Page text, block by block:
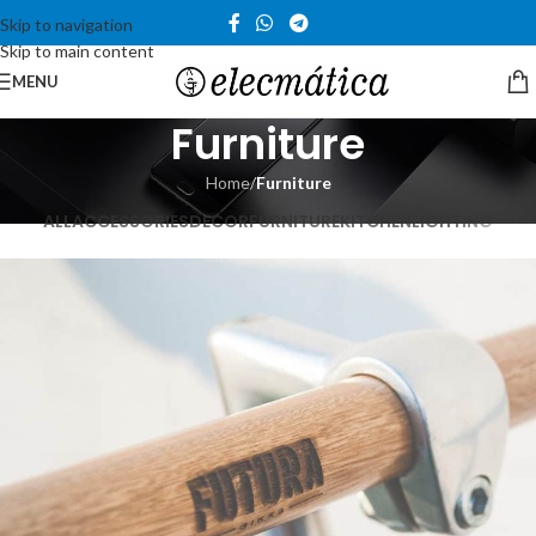
Skip to navigation
Skip to main content
MENU
Furniture
Home/Furniture
ALLACCESSORIESDECORFURNITUREKITCHENLIGHTING